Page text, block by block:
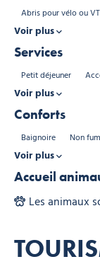
Abris pour vélo ou
Voir plus
Services
Petit déjeuner
Voir plus
Conforts
Baignoire Non
Voir plus
Accueil
Les animaux